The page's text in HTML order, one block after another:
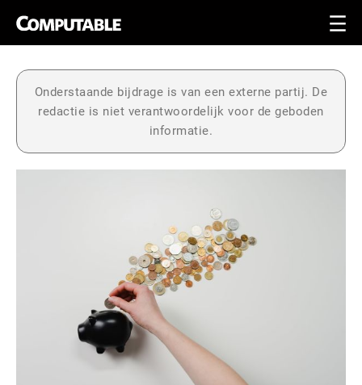
Onderstaande bijdrage is van een externe partij. De
redactie is niet verantwoordelijk voor de geboden
informatie.